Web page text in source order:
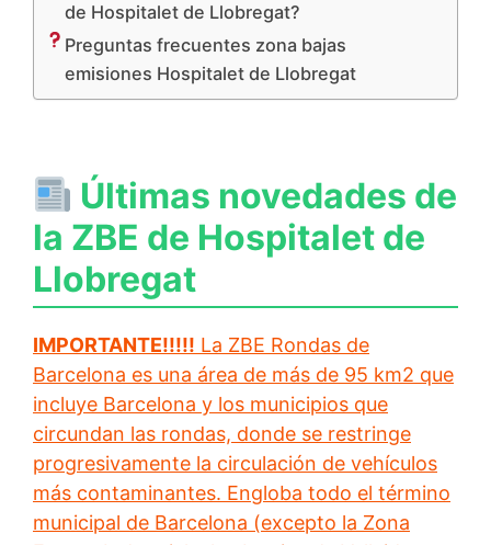
de Hospitalet de Llobregat?
Preguntas frecuentes zona bajas
emisiones Hospitalet de Llobregat
Últimas novedades de
la ZBE de Hospitalet de
Llobregat
IMPORTANTE!!!!! La ZBE Rondas de
Barcelona es una área de más de 95 km2 que
incluye Barcelona y los municipios que
circundan las rondas, donde se restringe
progresivamente la circulación de vehículos
más contaminantes. Engloba todo el término
municipal de Barcelona (excepto la Zona